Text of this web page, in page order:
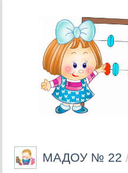
МАДОУ № 22